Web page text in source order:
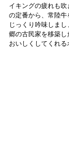
イキングの疲れも
の定番から、常陸牛
じっくり吟味しま
郷の古民家を移築
おいしくしてくれる